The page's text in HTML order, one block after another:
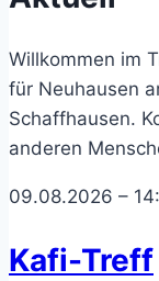
Willkommen im
für Neuhausen
Schaffhausen.
anderen
09.08.2026 –
Kafi-Treff